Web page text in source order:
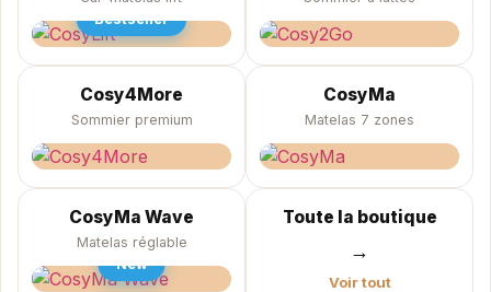
Bestseller
Cosy4More
Sommier premium
CosyMa
Matelas 7 zones
CosyMa Wave
Matelas réglable
New
Toute la boutique
→
Voir tout